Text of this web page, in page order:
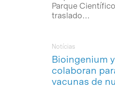
Parque
traslado…
Bioingenium
colaboran
vacunas de
Notícias